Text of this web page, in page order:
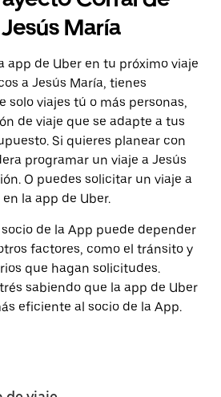
María
app de Uber en tu próximo viaje
a Jesús María, tienes
solo viajes tú o más personas,
de viaje que se adapte a tus
Si quieres planear con
programar un viaje a Jesús
O puedes solicitar un viaje a
la app de Uber.
de la App puede depender
factores, como el tránsito y
que hagan solicitudes.
sabiendo que la app de Uber
eficiente al socio de la App.